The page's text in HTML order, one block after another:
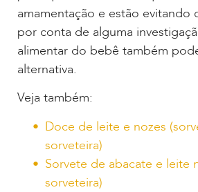
amamentação e estão evitando
por conta de alguma
alimentar do bebê também
alternativa.
Veja também:
Doce de leite e nozes
sorveteira)
Sorvete de abacate e leite
sorveteira)